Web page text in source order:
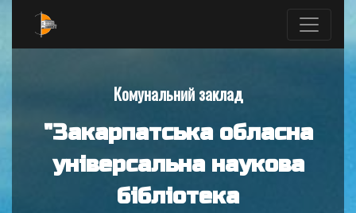
Комунальний заклад
"Закарпатська обласна
універсальна наукова
бібліотека